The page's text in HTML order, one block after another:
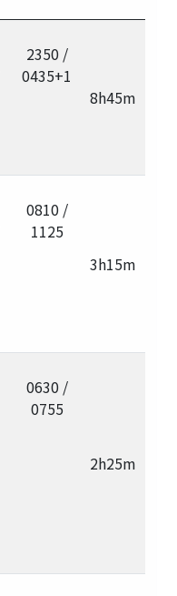
2350 /
0435+1
8h45m
0810 /
1125
3h15m
0630 /
0755
2h25m